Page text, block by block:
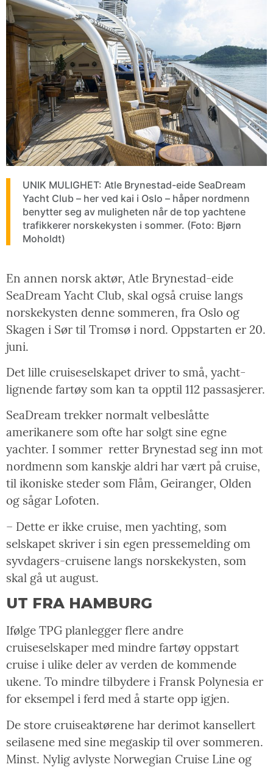
UNIK MULIGHET: Atle Brynestad-eide SeaDream
Yacht Club – her ved kai i Oslo – håper nordmenn
benytter seg av muligheten når de top yachtene
trafikkerer norskekysten i sommer. (Foto: Bjørn
Moholdt)
En annen norsk aktør, Atle Brynestad-eide
SeaDream Yacht Club, skal også cruise langs
norskekysten denne sommeren, fra Oslo og
Skagen i Sør til Tromsø i nord. Oppstarten er 20.
juni.
Det lille cruiseselskapet driver to små, yacht-
lignende fartøy som kan ta opptil 112 passasjerer.
SeaDream trekker normalt velbeslåtte
amerikanere som ofte har solgt sine egne
yachter. I sommer retter Brynestad seg inn mot
nordmenn som kanskje aldri har vært på cruise,
til ikoniske steder som Flåm, Geiranger, Olden
og sågar Lofoten.
– Dette er ikke cruise, men yachting, som
selskapet skriver i sin egen pressemelding om
syvdagers-cruisene langs norskekysten, som
skal gå ut august.
UT FRA HAMBURG
Ifølge TPG planlegger flere andre
cruiseselskaper med mindre fartøy oppstart
cruise i ulike deler av verden de kommende
ukene. To mindre tilbydere i Fransk Polynesia er
for eksempel i ferd med å starte opp igjen.
De store cruiseaktørene har derimot kansellert
seilasene med sine megaskip til over sommeren.
Minst. Nylig avlyste Norwegian Cruise Line og